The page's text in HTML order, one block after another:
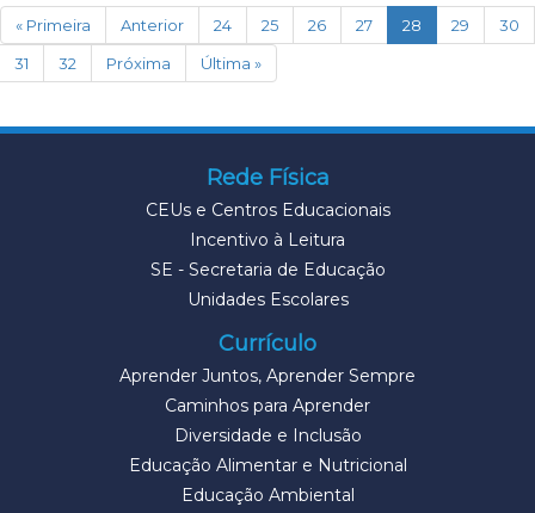
« Primeira Anterior 24 25 26 27 28 (current)
29
30
31
32 Próxima Última »
Rede Física
CEUs e Centros Educacionais
Incentivo à Leitura
SE - Secretaria de Educação
Unidades Escolares
Currículo
Aprender Juntos, Aprender Sempre
Caminhos para Aprender
Diversidade e Inclusão
Educação Alimentar e Nutricional
Educação Ambiental